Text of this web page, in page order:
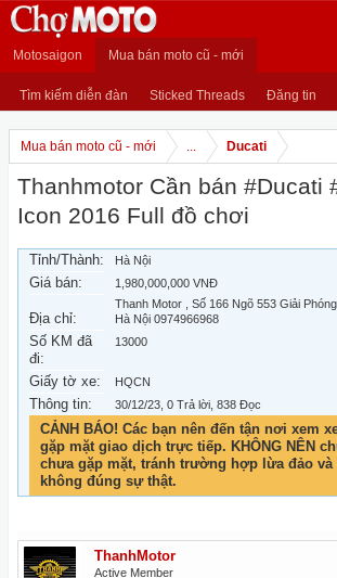
Motosaigon Mua bán moto cũ - mới
Tìm kiếm diễn đàn Sticked Threads Đăng tin
Mua bán moto cũ - mới ... Ducati
Thanhmotor Cần bán #Ducati
Icon 2016 Full đồ chơi
Tỉnh/Thành: Hà Nội
Giá bán: 1,980,000,000 VNĐ
Địa chỉ:
Thanh Motor , Số 166 Ngõ 553 Giải
Hà Nội 0974966968
Số KM đã
đi:
13000
Giấy tờ xe: HQCN
Thông tin: 30/12/23 , 0 Trả lời, 838 Đọc
CẢNH BÁO! Các bạn nên đến tận nơi xem
gặp mặt giao dịch trực tiếp. KHÔNG NÊN
chưa gặp mặt, tránh trường hợp lừa đảo và
không đúng sự thật.
ThanhMotor
Active Member